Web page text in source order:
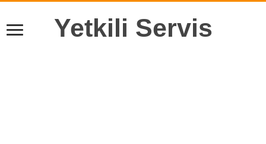
Yetkili Servis